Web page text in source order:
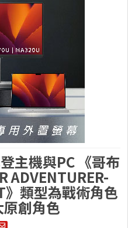
主機與PC 《哥布
ADVENTURER-
》類型為戰術角色
創角色